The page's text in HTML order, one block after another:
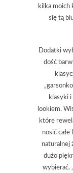
kilka moich
się tą
Dodatki
dość
klasyki
lookiem.
które
nosić całe
naturalnej
dużo
wybierać.